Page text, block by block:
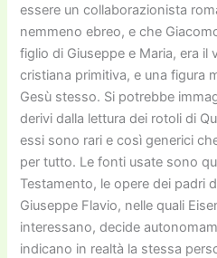
essere un collaborazionista
nemmeno ebreo, e che
figlio di Giuseppe e Maria, era il
cristiana primitiva, e una figura
Gesù stesso. Si potrebbe
derivi dalla lettura dei rotoli di
essi sono rari e così generici
per tutto. Le fonti usate sono
Testamento, le opere dei padri
Giuseppe Flavio, nelle quali
interessano, decide
indicano in realtà la stessa